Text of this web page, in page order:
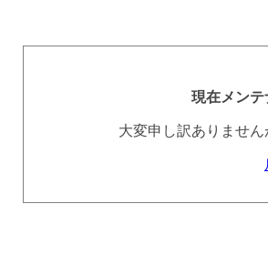
現在メンテ
大変申し訳ありません